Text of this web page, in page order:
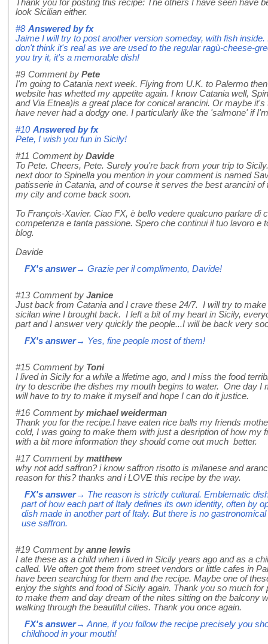
Thank you for posting this recipe: The others I have seen have
look Sicilian either.
#8 Answered byfx
Jaime I will try to post another version someday, with fish
don't think it's real as we are used to the regular ragù-cheese-
you try it, it's a memorable dish!
#9 Comment by Pete
I'm going to Catania next week. Flying from U.K. to Palermo
website has whetted my appetite again. I know Catania well,
and Via Etnea)is a great place for conical arancini. Or maybe
have never had a dodgy one. I particularly like the 'salmone' if
#10 Answered byfx
Pete, I wish you fun in Sicily!
#11 Comment by Davide
To Pete. Cheers, Pete. Surely you're back from your trip to
next door to Spinella you mention in your comment is named
patisserie in Catania, and of course it serves the best arancini
my city and come back soon.
To François-Xavier. Ciao FX, è bello vedere qualcuno parlare di
competenza e tanta passione. Spero che continui il tuo lavoro e
blog.
Davide
FX's answer→ Grazie per il complimento, Davide!
#13 Comment by Janice
Just back from Catania and I crave these 24/7. I will try to
sicilan wine I brought back. I left a bit of my heart in Sicily,
part and I answer very quickly the people...I will be back very
FX's answer→ Yes, fine people most of them!
#15 Comment by Toni
I lived in Sicily for a while a lifetime ago, and I miss the food
try to describe the dishes my mouth begins to water. One day I
will have to try to make it myself and hope I can do it justice.
#16 Comment by michael weiderman
Thank you for the recipe.I have eaten rice balls my friends
cold, I was going to make them with just a desription of how my
with a bit more information they should come out much better.
#17 Comment by matthew
why not add saffron? i know saffron risotto is milanese and
reason for this? thanks and i LOVE this recipe by the way.
FX's answer→ The reason is strictly cultural. Emblematic
part of how each part of Italy defines its own identity, often by
dish made in another part of Italy. But there is no
use saffron.
#19 Comment by anne lewis
I ate these as a child when i lived in Sicily years ago and as a
called. We often got them from street vendors or little cafes in
have been searching for them and the recipe. Maybe one of
enjoy the sights and food of Sicily again. Thank you so much
to make them and day dream of the nites sitting on the balcony
walking through the beautiful cities. Thank you once again.
FX's answer→ Anne, if you follow the recipe precisely you
childhood in your mouth!